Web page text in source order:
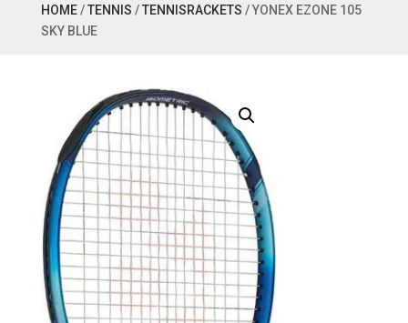
HOME/TENNIS /TENNISRACKETS / YONEX EZONE 105
SKY BLUE